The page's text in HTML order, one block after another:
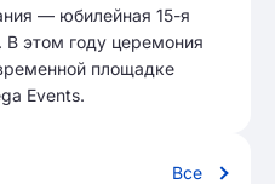
— юбилейная 15-я
В этом году церемония
площадке
Events.
Все